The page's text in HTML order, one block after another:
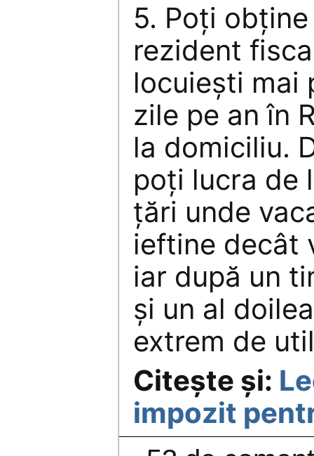
5. Poţi
rezident
locuieşti mai
zile pe an în
la domiciliu.
poţi lucra de
ţări unde
ieftine decât
iar după un
şi un al
extrem de
Citeşte şi:
impozit